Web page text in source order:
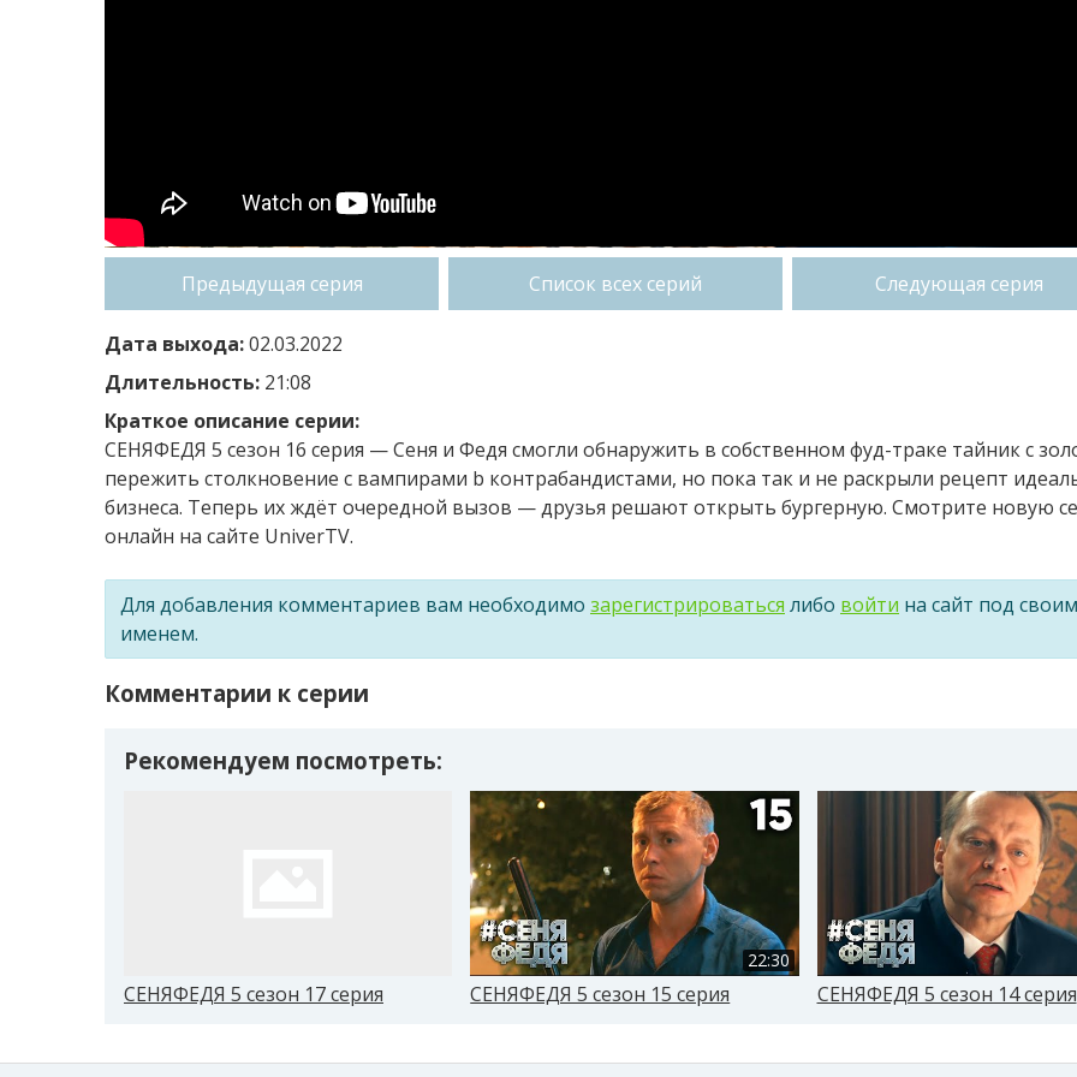
Предыдущая серия Список всех серий Следующая серия
Дата выхода:02.03.2022
Длительность: 21:08
Краткое описание серии:
СЕНЯФЕДЯ 5 сезон 16 серия — Сеня и Федя смогли обнаружить в собственном фуд-траке тайник с
пережить столкновение с вампирами b контрабандистами, но пока так и не раскрыли рецепт
бизнеса. Теперь их ждёт очередной вызов — друзья решают открыть бургерную. Смотрите новую
онлайн на сайте UniverTV.
Для добавления комментариев вам необходимо зарегистрироваться либо войти на сайт под своим
именем.
Комментарии к серии
Рекомендуем посмотреть:
СЕНЯФЕДЯ 5 сезон 17 серия
22:30
СЕНЯФЕДЯ 5 сезон 15 серия СЕНЯФЕДЯ 5 сезон 14 серия